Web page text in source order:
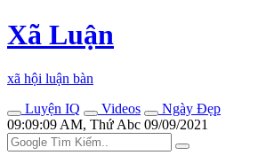
Xã Luận
xã hội luận bàn
Luyện IQ
Videos
Ngày Đẹp
09:09:09 AM, Thứ Abc 09/09/2021